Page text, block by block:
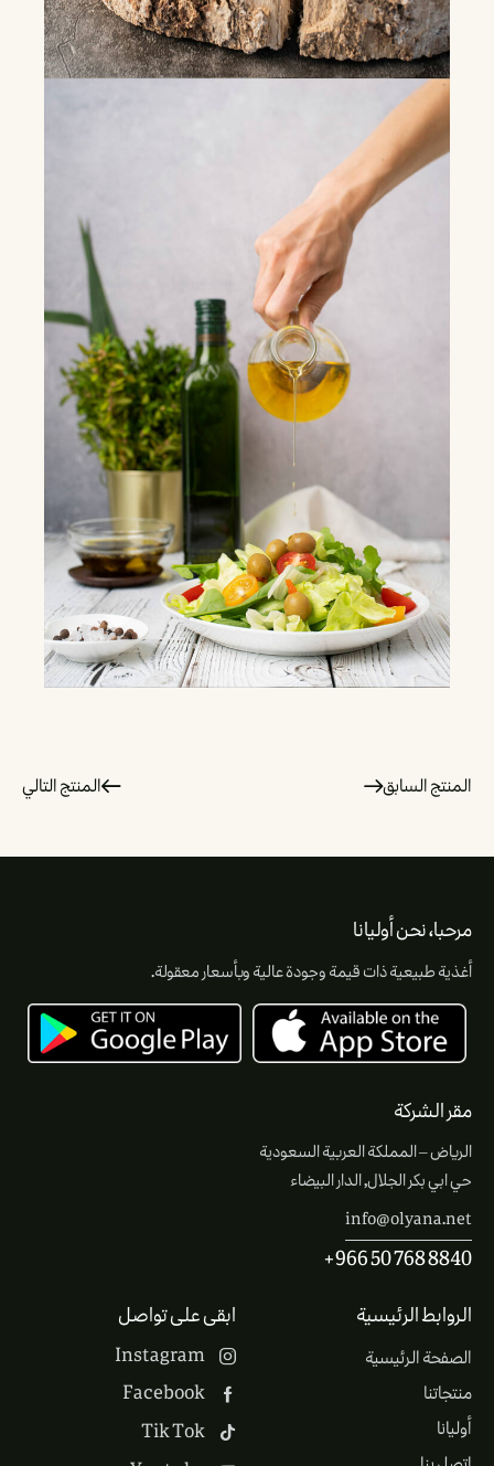
المنتج السابق المنتج التالي
مرحبا، نحن أوليانا
أغذية طبيعية ذات قيمة وجودة عالية وبأسعار معقولة.
مقر الشركة
الرياض – المملكة العربية السعودية
حي ابي بكر الجلال, الدار البيضاء
info@olyana.net
+966 50 768 8840
الروابط الرئيسية
الصفحة الرئيسية
منتجاتنا
أوليانا
ابقى على تواصل
Instagram
Facebook
Tik Tok